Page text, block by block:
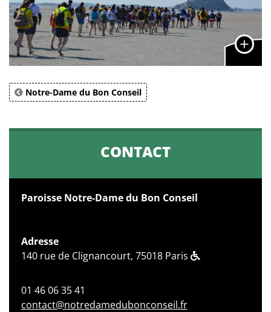
Notre-Dame du Bon Conseil
CONTACT
Paroisse Notre-Dame du Bon Conseil
Adresse
140 rue de Clignancourt, 75018 Paris
01 46 06 35 41
contact@notredamedubonconseil.fr